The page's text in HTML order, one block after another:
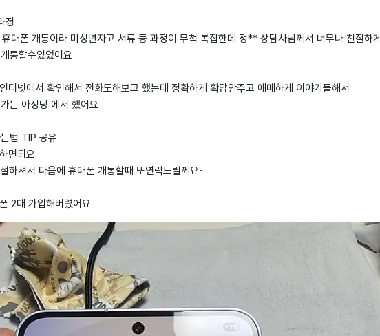
정
대폰 개통이라 미성년자고 서류 등 과정이 무척 복잡한데 정** 상담사님께서 너무나 친절하게
통할수있었어요
터넷에서 확인해서 전화도해보고 했는데 정확하게 확답안주고 애매하게 이야기들해서
는 아정당 에서 했어요
법 TIP 공유
면되요
하셔서 다음에 휴대폰 개통할때 또연락드릴께요~
2대 가입해버렸어요